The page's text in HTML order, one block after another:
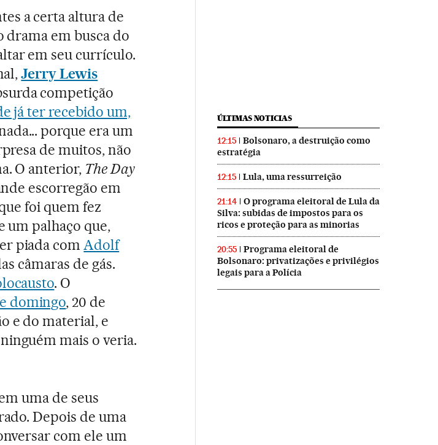
a certa altura de
drama em busca do
em seu currículo.
Jerry Lewis
competição
já ter recebido um,
porque era um
de muitos, não
O anterior, The Day
escorregão em
foi quem fez
um palhaço que,
piada comAdolf
câmaras de gás.
. O
domingo, 20 de
e do material, e
mais o veria.
uma de seus
Depois de uma
com ele um
ÚLTIMAS NOTICIAS
12:15
Bolsonaro, a destruição como
estratégia
12:15 Lula, uma ressurreição
21:14
O programa eleitoral de Lula da
Silva: subidas de impostos para os
ricos e proteção para as minorias
20:55
Programa eleitoral de
Bolsonaro: privatizações e privilégios
legais para a Polícia